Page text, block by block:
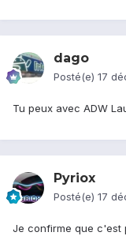
dago
Posté(e) 17
Tu peux avec ADW
Pyriox
Posté(e) 17
Je confirme que c'est